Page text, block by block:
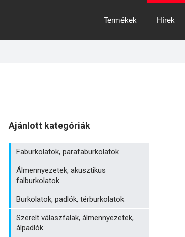
Termékek Hírek
Ajánlott kategóriák
Faburkolatok, parafaburkolatok
Álmennyezetek, akusztikus
falburkolatok
Burkolatok, padlók, térburkolatok
Szerelt válaszfalak, álmennyezetek,
álpadlók